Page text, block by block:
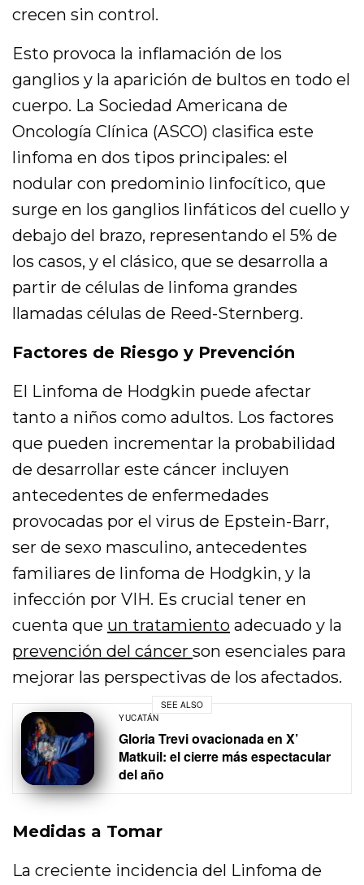
crecen sin control.
Esto provoca la inflamación de los
ganglios y la aparición de bultos en todo el
cuerpo. La Sociedad Americana de
Oncología Clínica (ASCO) clasifica este
linfoma en dos tipos principales: el
nodular con predominio linfocítico, que
surge en los ganglios linfáticos del cuello y
debajo del brazo, representando el 5% de
los casos, y el clásico, que se desarrolla a
partir de células de linfoma grandes
llamadas células de Reed-Sternberg.
Factores de Riesgo y Prevención
El Linfoma de Hodgkin puede afectar
tanto a niños como adultos. Los factores
que pueden incrementar la probabilidad
de desarrollar este cáncer incluyen
antecedentes de enfermedades
provocadas por el virus de Epstein-Barr,
ser de sexo masculino, antecedentes
familiares de linfoma de Hodgkin, y la
infección por VIH. Es crucial tener en
cuenta que un tratamiento adecuado y la
prevención del cáncerson esenciales para
mejorar las perspectivas de los afectados.
SEE ALSO
YUCATÁN
Gloria Trevi ovacionada en X’
Matkuil: el cierre más espectacular
del año
Medidas a Tomar
La creciente incidencia del Linfoma de